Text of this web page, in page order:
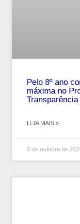
Pelo 8º ano
máxima no
LEIA MAIS »
3 de outubro de